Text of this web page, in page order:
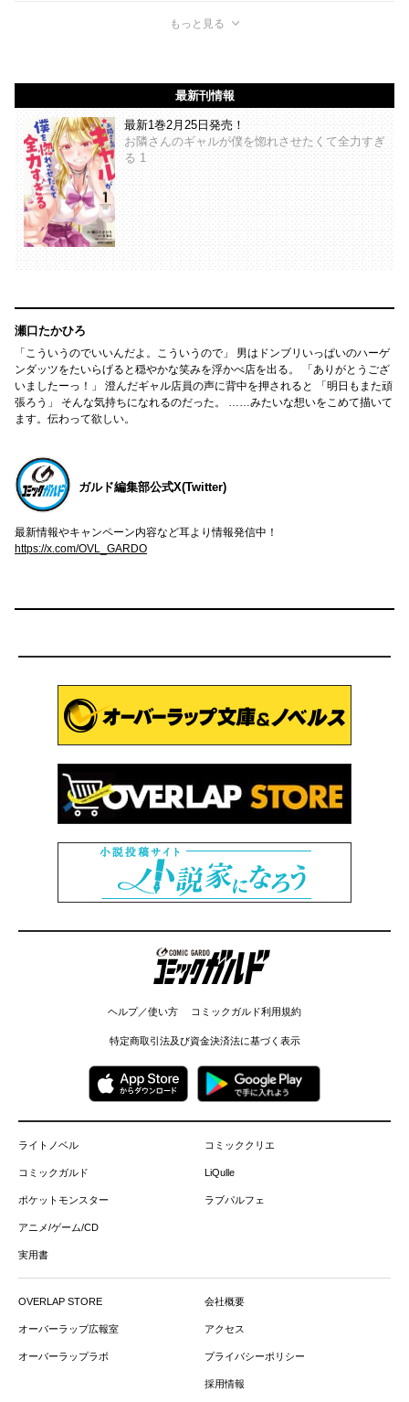
もっと見る
最新刊情報
最新1巻2月25日発売！
お隣さんのギャルが僕を惚れさせたくて全力すぎ
る 1
瀬口たかひろ
「こういうのでいいんだよ。こういうので」 男はドンブリいっぱいのハーゲ
ンダッツをたいらげると穏やかな笑みを浮かべ店を出る。 「ありがとうござ
いましたーっ！」 澄んだギャル店員の声に背中を押されると 「明日もまた頑
張ろう」 そんな気持ちになれるのだった。 ……みたいな想いをこめて描いて
ます。伝わって欲しい。
ガルド編集部公式X(Twitter)
最新情報やキャンペーン内容など耳より情報発信中！
https://x.com/OVL_GARDO
コミックガルド
ヘルプ／使い方 コミックガルド利用規約
特定商取引法及び資金決済法に基づく表示
ライトノベル
コミックガルド
ポケットモンスター
アニメ/ゲーム/CD
実用書
コミッククリエ
LiQulle
ラブパルフェ
OVERLAP STORE
オーバーラップ広報室
オーバーラップラボ
会社概要
アクセス
プライバシーポリシー
採用情報